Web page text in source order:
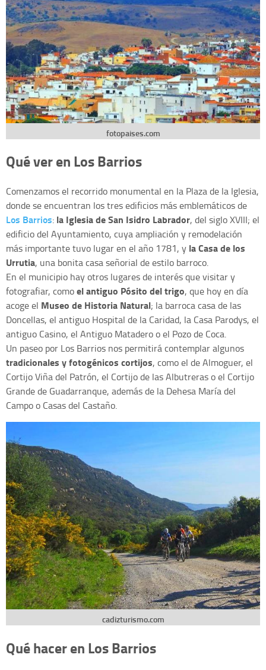
fotopaises.com
Qué ver en Los Barrios
Comenzamos el recorrido monumental en la Plaza de la Iglesia,
donde se encuentran los tres edificios más emblemáticos de
Los Barrios: la Iglesia de San Isidro Labrador, del siglo XVIII; el
edificio del Ayuntamiento, cuya ampliación y remodelación
más importante tuvo lugar en el año 1781, y la Casa de los
Urrutia, una bonita casa señorial de estilo barroco.
En el municipio hay otros lugares de interés que visitar y
fotografiar, comoel antiguo Pósito del trigo, que hoy en día
acoge el Museo de Historia Natural; la barroca casa de las
Doncellas, el antiguo Hospital de la Caridad, la Casa Parodys, el
antiguo Casino, el Antiguo Matadero o el Pozo de Coca.
Un paseo por Los Barrios nos permitirá contemplar algunos
tradicionales y fotogénicos cortijos, como el de Almoguer, el
Cortijo Viña del Patrón, el Cortijo de las Albutreras o el Cortijo
Grande de Guadarranque, además de la Dehesa María del
Campo o Casas del Castaño.
cadizturismo.com
Qué hacer en Los Barrios